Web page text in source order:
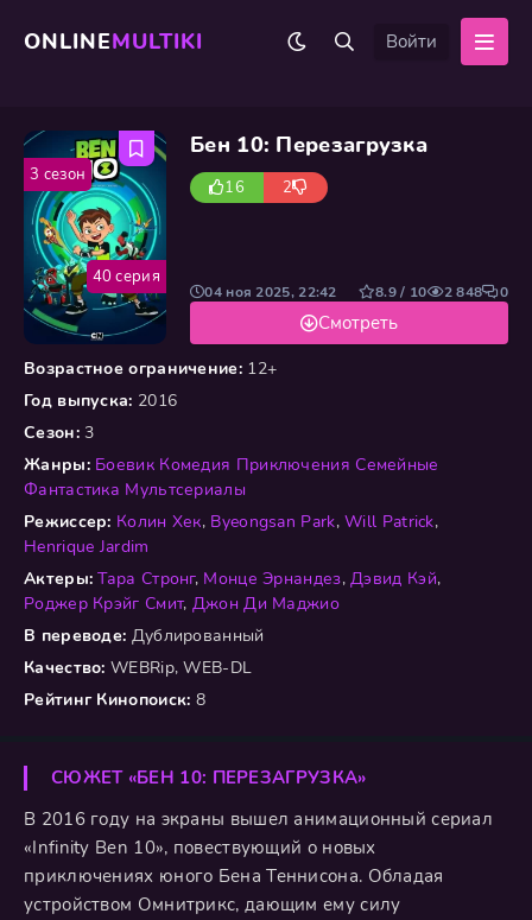
ONLINEMULTIKI Войти
Бен 10: Перезагрузка
16 2
Возрастное ограничение:12+
Год выпуска: 2016
Сезон:3
Жанры: Боевик Комедия Приключения Семейные
Фантастика Мультсериалы
Режиссер: Колин Хек, Byeongsan Park,Will Patrick,
Henrique Jardim
Актеры: Тара Стронг, Монце Эрнандез,Дэвид Кэй,
Роджер Крэйг Смит, Джон Ди Маджио
В переводе: Дублированный
Качество: WEBRip, WEB-DL
Рейтинг Кинопоиск: 8
Смотреть
04 ноя 2025, 22:42 8.9 / 10 2 848 0
40 серия
3 сезон
СЮЖЕТ «БЕН 10: ПЕРЕЗАГРУЗКА»
В 2016 году на экраны вышел анимационный сериал
«Infinity Ben 10», повествующий о новых
приключениях юного Бена Теннисона. Обладая
устройством Омнитрикс, дающим ему силу